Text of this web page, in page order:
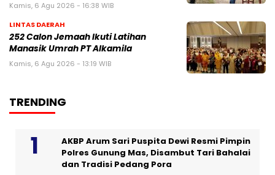
Kamis, 6 Agu 2026 - 16:38 WIB
LINTAS DAERAH
252 Calon Jemaah Ikuti Latihan
Manasik Umrah PT Alkamila
Kamis, 6 Agu 2026 - 13:19 WIB
TRENDING
AKBP Arum Sari Puspita Dewi Resmi Pimpin
Polres Gunung Mas, Disambut Tari Bahalai
dan Tradisi Pedang Pora